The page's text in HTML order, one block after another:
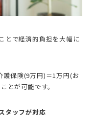
とで経済的負担を大幅に
保険(9万円)＝1万円(お
とが可能です。
タッフが対応